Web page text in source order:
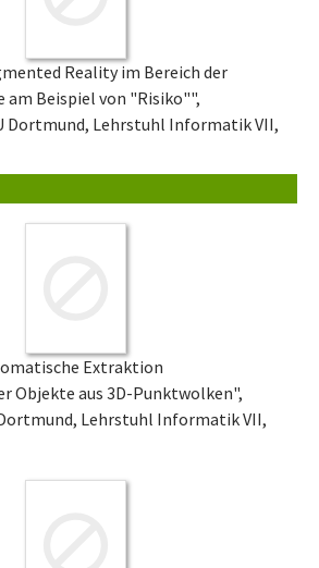
Reality im Bereich der
am Beispiel von "Risiko"",
Dortmund, Lehrstuhl Informatik VII,
Extraktion
Objekte aus 3D-Punktwolken",
Lehrstuhl Informatik VII,